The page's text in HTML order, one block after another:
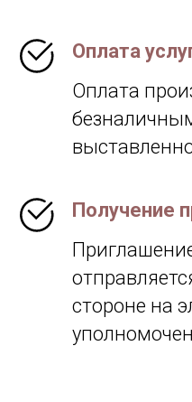
Оплата
Оплата
Получение
стороне на